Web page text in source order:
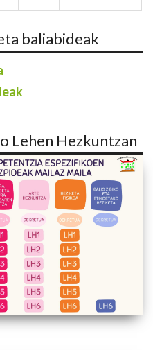
baliabideak
Lehen Hezkuntzan